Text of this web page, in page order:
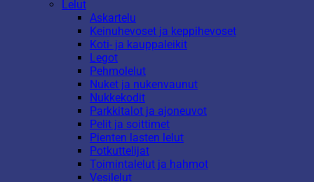
Lelut
Askartelu
Keinuhevoset ja keppihevoset
Koti- ja kauppaleikit
Legot
Pehmolelut
Nuket ja nukenvaunut
Nukkekodit
Parkkitalot ja ajoneuvot
Pelit ja soittimet
Pienten lasten lelut
Potkuttelijat
Toimintalelut ja hahmot
Vesilelut